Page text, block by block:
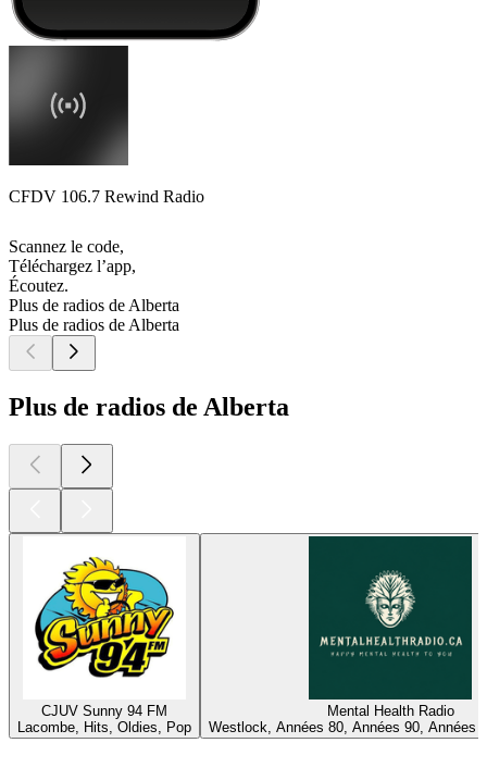
CFDV 106.7 Rewind Radio
Scannez le code,
Téléchargez l’app,
Écoutez.
Plus de radios de Alberta
Plus de radios de Alberta
Plus de radios de Alberta
CJUV Sunny 94 FM
Lacombe, Hits, Oldies, Pop
Mental Health Radio
Westlock, Années 80, Années 90, Années